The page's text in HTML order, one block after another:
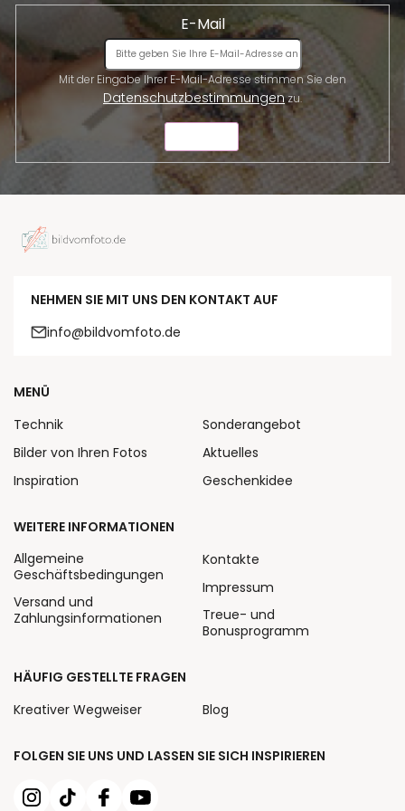
E-Mail
Datenschutzbestimmungenzu.
NEHMEN SIE MIT UNS DEN KONTAKT AUF
info@bildvomfoto.de
FOLGEN SIE UNS UND LASSEN SIE SICH INSPIRIEREN
MENÜ
Technik
Bilder von Ihren Fotos
Inspiration
Sonderangebot
Aktuelles
Geschenkidee
WEITERE INFORMATIONEN
Allgemeine
Geschäftsbedingungen
Versand und
Zahlungsinformationen
Kontakte
Impressum
Treue- und
Bonusprogramm
HÄUFIG GESTELLTE FRAGEN
Kreativer Wegweiser
Blog